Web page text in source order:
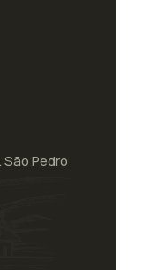
São Pedro